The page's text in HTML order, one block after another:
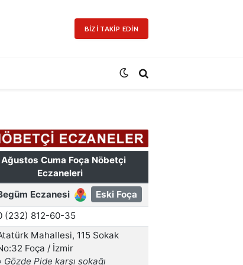
BIZI TAKIP EDIN